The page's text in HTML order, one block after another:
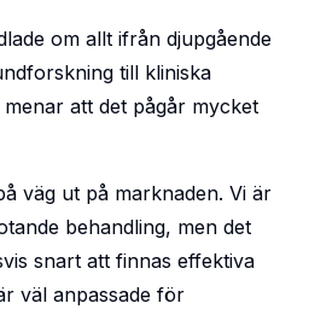
om allt ifrån djupgående
till kliniska
att det pågår mycket
väg ut på marknaden. Vi är
behandling, men det
snart att finnas effektiva
väl anpassade för